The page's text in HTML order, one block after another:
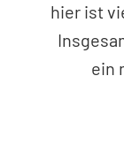
hier ist
ein